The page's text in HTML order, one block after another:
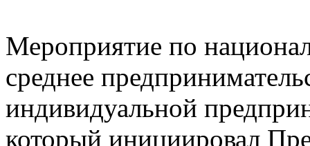
Мероприятие по
среднее
индивидуальной
который инициировал